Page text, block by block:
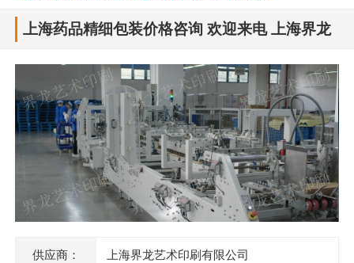
上海药品精细包装价格咨询 欢迎来电 上海界龙
供应商： 上海界龙艺术印刷有限公司